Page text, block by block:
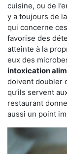
cuisine, ou de
y a toujours de
qui concerne
favorise des
atteinte à la
eux des
intoxication
doivent doubler
qu’ils servent
restaurant
aussi un point